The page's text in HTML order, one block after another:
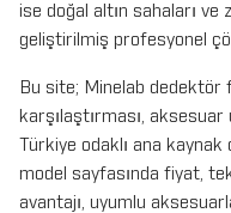
ise doğal altın sahaları ve
geliştirilmiş profesyonel
Bu site; Minelab dedektör
karşılaştırması,
Türkiye odaklı ana kaynak
model sayfasında fiyat,
avantajı, uyumlu